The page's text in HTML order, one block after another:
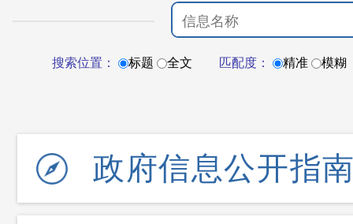
搜索位置： 标题 全文 匹配度： 精准 模糊
政府信息公开指